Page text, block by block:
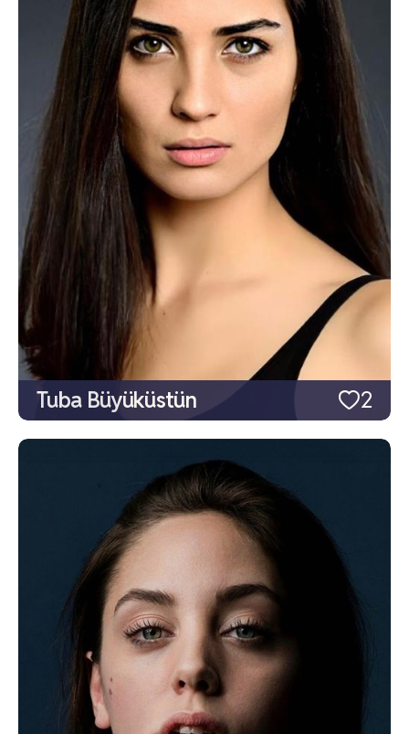
2
Tuba Büyüküstün